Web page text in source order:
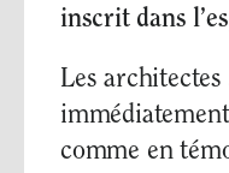
inscrit dans
Les architectes
comme en